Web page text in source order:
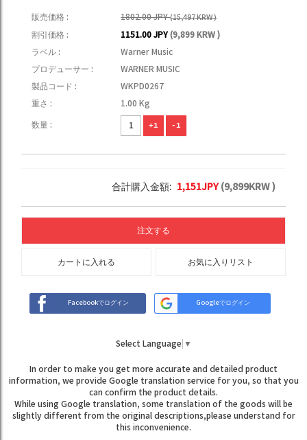
販売価格 : 1802.00 JPY(15,497 KRW )
割引価格 : 1151.00 JPY(9,899 KRW )
ラベル :
Warner Music
プロデューサー :
WARNER MUSIC
製品コード :
WKPD0267
重さ :
1.00 Kg
数量 : +1 -1
合計購入金額: 1,151JPY(9,899KRW )
注文する
カートに入れる お気に入りリスト
Facebookでログイン Googleでログイン
Select Language ▼
In order to make you get more accurate and detailed product
information, we provide Google translation service for you, so that you
can confirm the product details.
While using Google translation, some translation of the goods will be
slightly different from the original descriptions,please understand for
this inconvenience.